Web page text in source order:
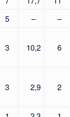
5 – –
3 10,2 6
3 2,9 2